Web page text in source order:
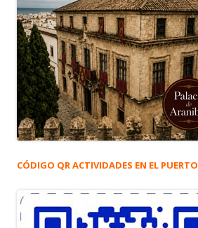
CÓDIGO QR ACTIVIDADES EN EL PUERTO